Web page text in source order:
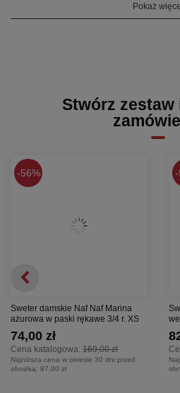
kryl: Sprawia, że sweter jest trwały i
Wykończenie: Rękawy oraz dół
Pokaż
Stwórz zestaw
56%
Sweter damskie Naf Naf Marina
ażurowa w paski rękawe 3/4 r. XS
Cena katalogowa: 169,00 zł
74,00 zł
Najniższa cena w okresie 30 dni przed
obniżką: 87,00 zł